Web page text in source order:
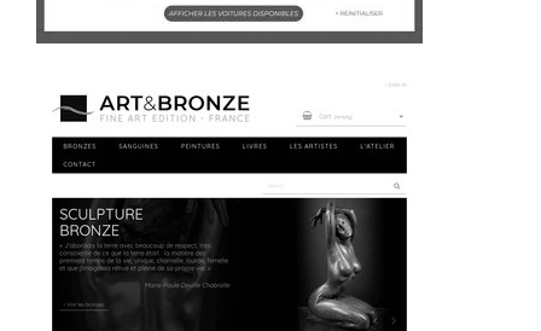
~400€/mois économisés d'annonces commerciales